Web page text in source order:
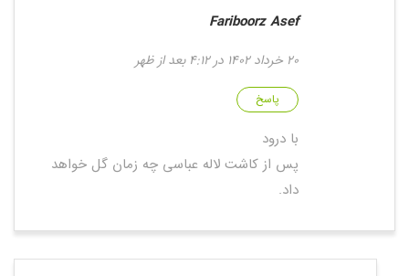
Fariboorz Asef
20 خرداد 1402 در 4:12 بعد از ظهر
پاسخ
با درود
پس از کاشت لاله عباسی چه زمان گل خواهد
داد.